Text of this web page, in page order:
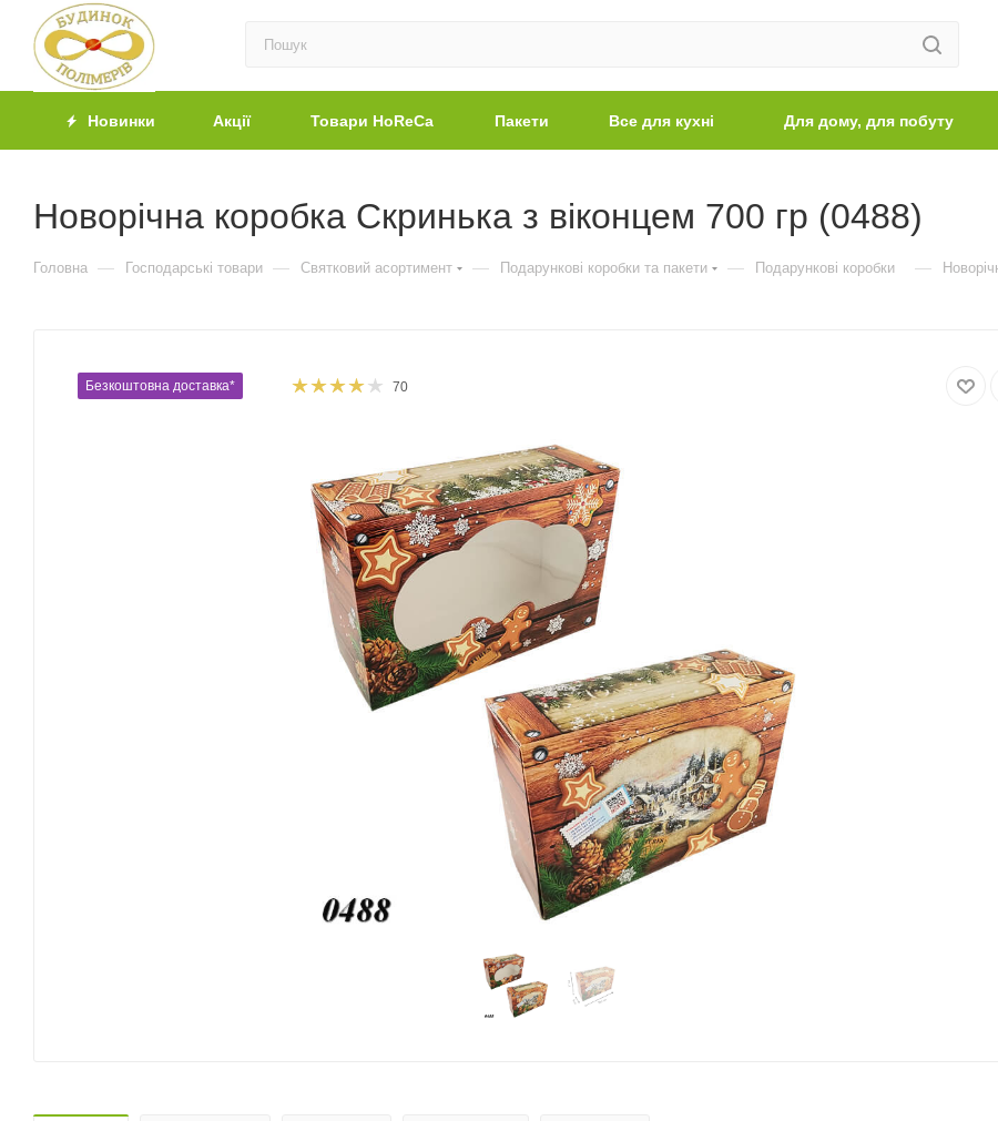
Новинки Акції Товари HoReCa Пакети Все для кухні Для дому, для побуту
Новорічна коробка Скринька з віконцем 700 гр (0488)
Головна — Господарські товари — Святковий асортимент — Подарункові коробки та пакети — Подарункові коробки —
Безкоштовна доставка* 70